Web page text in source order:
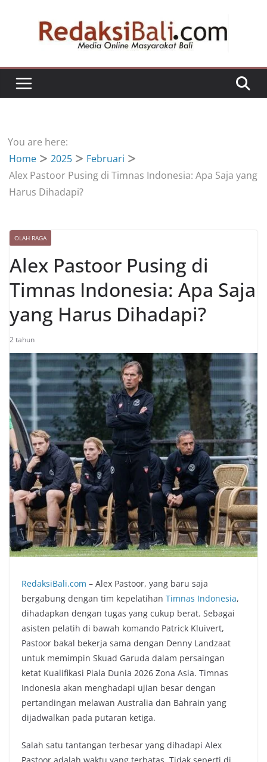
You are here:
Home
2025
Februari
Alex Pastoor Pusing di Timnas Indonesia: Apa Saja yang
Harus Dihadapi?
OLAH RAGA
Alex Pastoor Pusing di
Timnas Indonesia: Apa Saja
yang Harus Dihadapi?
2 tahun
RedaksiBali.com – Alex Pastoor, yang baru saja
bergabung dengan tim kepelatihan Timnas Indonesia,
dihadapkan dengan tugas yang cukup berat. Sebagai
asisten pelatih di bawah komando Patrick Kluivert,
Pastoor bakal bekerja sama dengan Denny Landzaat
untuk memimpin Skuad Garuda dalam persaingan
ketat Kualifikasi Piala Dunia 2026 Zona Asia. Timnas
Indonesia akan menghadapi ujian besar dengan
pertandingan melawan Australia dan Bahrain yang
dijadwalkan pada putaran ketiga.
Salah satu tantangan terbesar yang dihadapi Alex